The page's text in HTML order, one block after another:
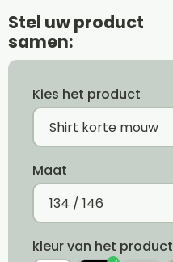
Stel uw product
samen:
Kies het product
Maat
kleur van het product